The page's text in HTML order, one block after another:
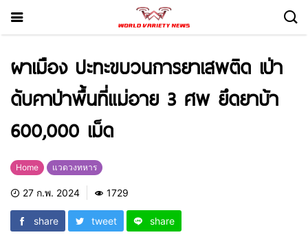
ผาเมือง ปะทะขบวนการยาเสพติด เป่า
ดับคาป่าพื้นที่แม่อาย 3 ศพ ยึดยาบ้า
600,000 เม็ด
Home แวดวงทหาร
27 ก.พ. 2024 1729
share tweet share